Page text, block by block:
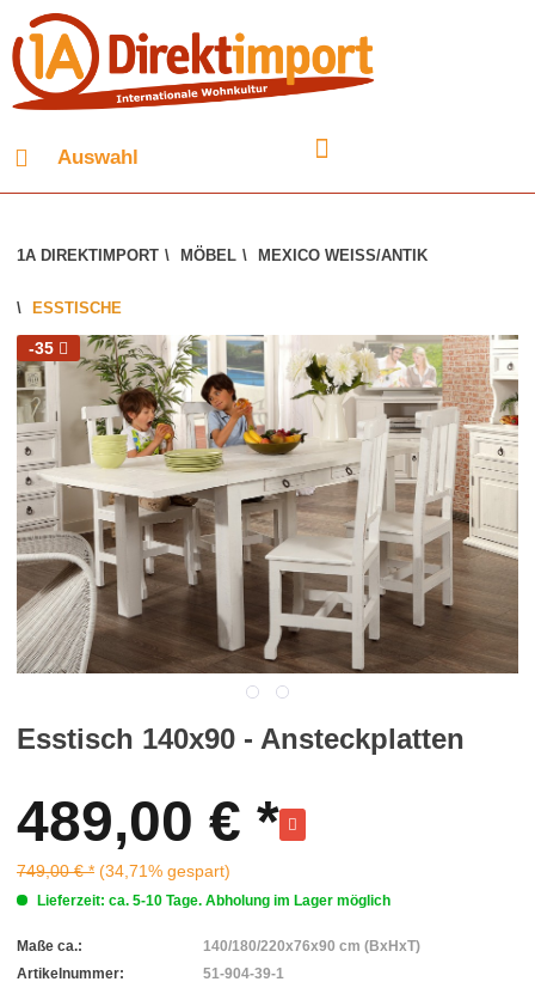
Auswahl
1A DIREKTIMPORT \ MÖBEL \ MEXICO WEISS/ANTIK
\ ESSTISCHE
-35
Esstisch 140x90 - Ansteckplatten
489,00 € *
749,00 € * (34,71% gespart)
Lieferzeit: ca. 5-10 Tage. Abholung im Lager möglich
Maße ca.:
140/180/220x76x90 cm (BxHxT)
Artikelnummer:
51-904-39-1